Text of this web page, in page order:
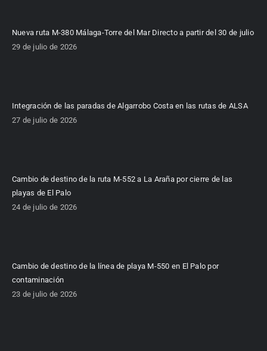
Nueva ruta M-380 Málaga-Torre del Mar Directo a partir del 30 de julio
29 de julio de 2026
Integración de las paradas de Algarrobo Costa en las rutas de ALSA
27 de julio de 2026
Cambio de destino de la ruta M-552 a La Araña por cierre de las
playas de El Palo
24 de julio de 2026
Cambio de destino de la línea de playa M-550 en El Palo por
contaminación
23 de julio de 2026